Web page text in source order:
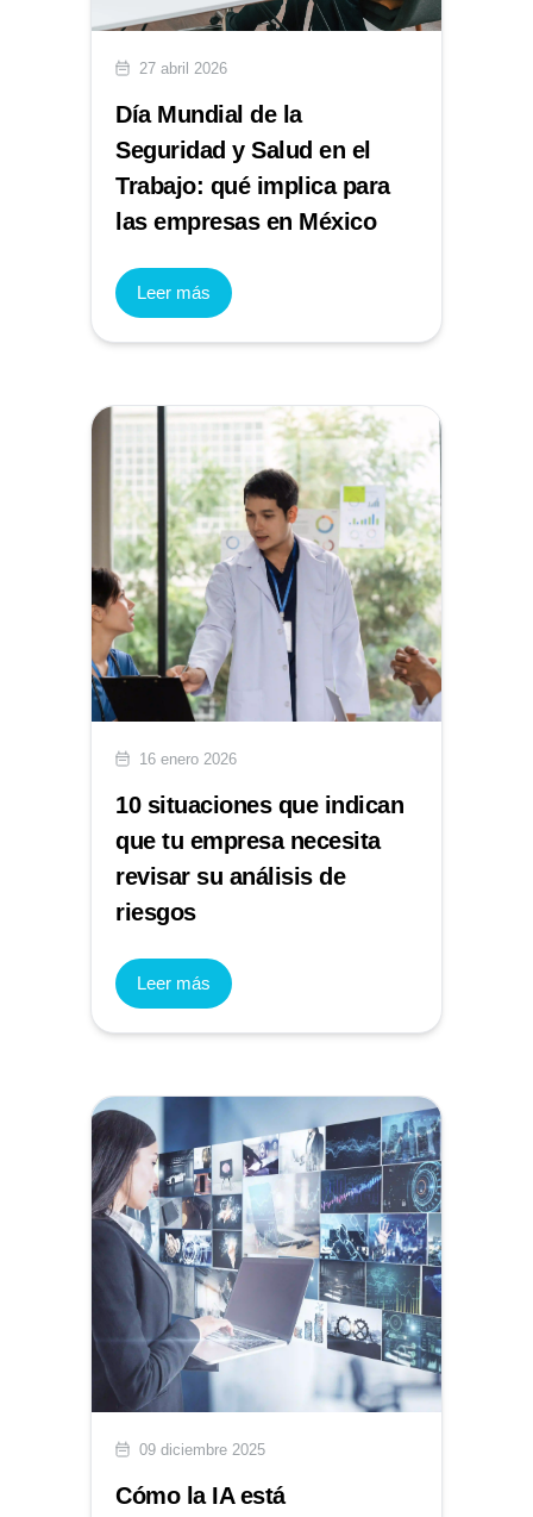
27 abril 2026
Día Mundial de la
Seguridad y Salud en el
Trabajo: qué implica para
las empresas en México
Leer más
16 enero 2026
10 situaciones que indican
que tu empresa necesita
revisar su análisis de
riesgos
Leer más
09 diciembre 2025
Cómo la IA está